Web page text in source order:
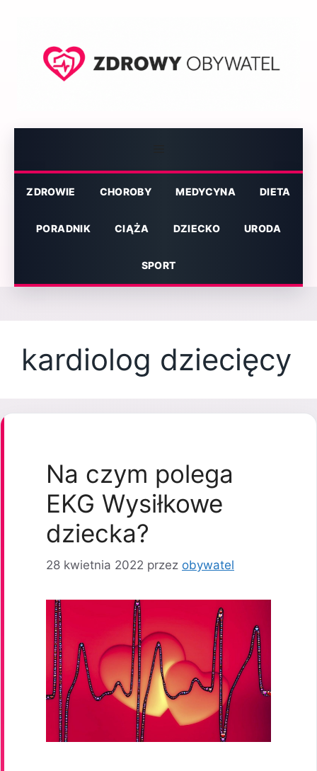
ZDROWIE CHOROBY MEDYCYNA DIETA
PORADNIK CIĄŻA DZIECKO URODA
SPORT
kardiolog dziecięcy
Na czym polega
EKG Wysiłkowe
dziecka?
28 kwietnia 2022 przez obywatel